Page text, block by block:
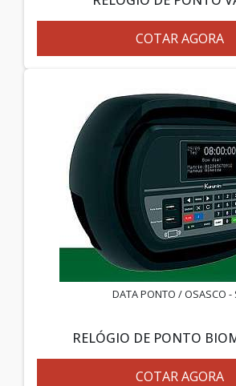
COTAR AGORA
DATA PONTO / OSASCO -
RELÓGIO DE PONTO
COTAR AGORA